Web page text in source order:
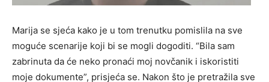
Marija se sjeća kako je u tom trenutku pomislila na sve
moguće scenarije koji bi se mogli dogoditi. “Bila sam
zabrinuta da će neko pronaći moj novčanik i iskoristiti
moje dokumente”, prisjeća se. Nakon što je pretražila sve